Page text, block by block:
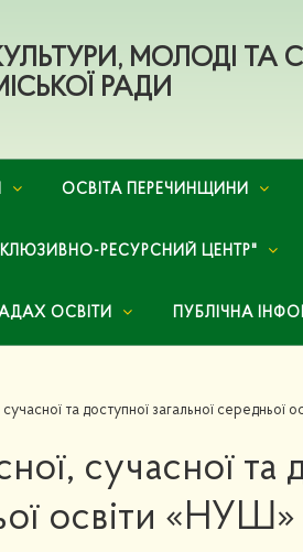
МОЛОДІ ТА
РАДИ
ОСВІТА ПЕРЕЧИНЩИНИ
РЕСУРСНИЙ ЦЕНТР"
ОСВІТИ ПУБЛІЧНА
та доступної загальної середньої
сучасної та
освіти «НУШ»